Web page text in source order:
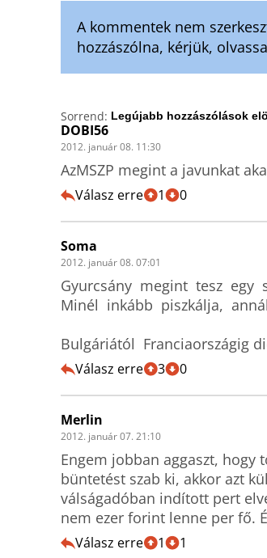
A kommentek nem
hozzászólna, kérjük,
Sorrend:
DOBI56
2012. január 08. 11:30
AzMSZP megint a javunkat
Válasz erre 1 0
Soma
2012. január 08. 07:01
Gyurcsány  megint  tesz  egy
Minél  inkább  piszkálja,
Bulgáriától  Franciaországig
Válasz erre 3 0
Merlin
2012. január 07. 21:10
Engem jobban aggaszt, hogy
büntetést szab ki, akkor azt
válságadóban indított pert
nem ezer forint lenne per fő.
Válasz erre 1 1